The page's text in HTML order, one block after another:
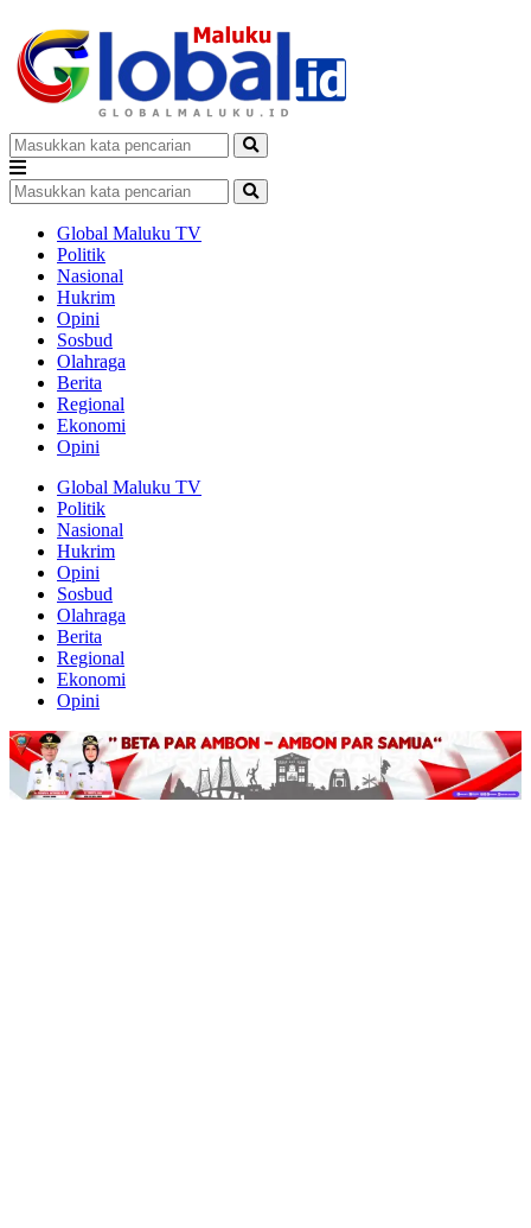
Global Maluku TV
Politik
Nasional
Hukrim
Opini
Sosbud
Olahraga
Berita
Regional
Ekonomi
Opini
Global Maluku TV
Politik
Nasional
Hukrim
Opini
Sosbud
Olahraga
Berita
Regional
Ekonomi
Opini